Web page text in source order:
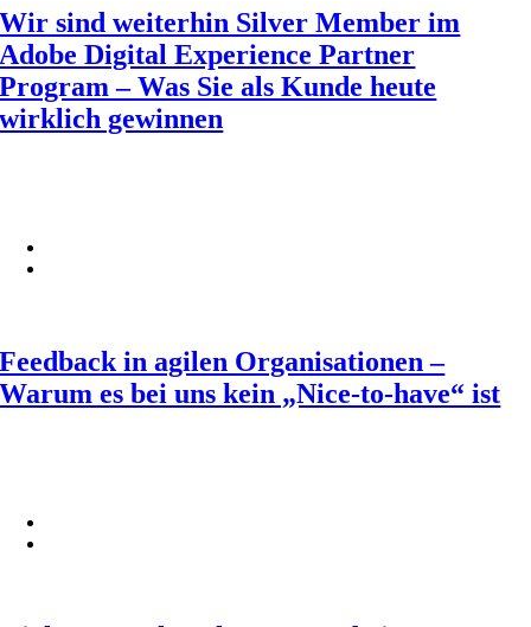
Wir sind weiterhin Silver Member im
Adobe Digital Experience Partner
Program – Was Sie als Kunde heute
wirklich gewinnen
Feedback in agilen Organisationen –
Warum es bei uns kein „Nice-to-have“ ist